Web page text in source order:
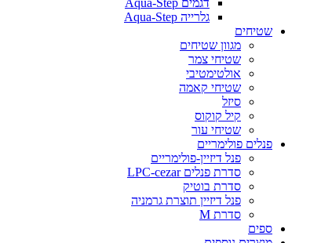
דגמים Aqua-Step
גלרייה Aqua-Step
שטיחים
מגוון שטיחים
שטיחי צמר
אולטימטיבי
שטיחי קאמה
סיזל
קיל קוקוס
שטיחי עור
פנלים פולימריים
פנל דיזיין-פולימריים
סדרת פנלים LPC-cezar
סדרת בוטיק
פנל דיזיין תוצרת גרמניה
סדרת M
ספים